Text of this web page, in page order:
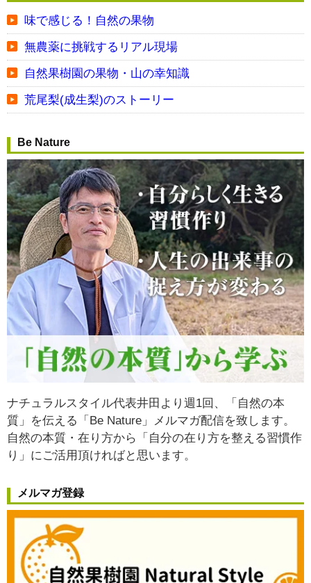
味で感じる！自然の果物
無農薬に挑戦するリアル現場
自然果樹園の果物・山の幸知識
荒尾梨(成生梨)のストーリー
Be Nature
ナチュラルスタイル代表井田より週1回、「自然の本
質」を伝える「Be Nature」メルマガ配信を致します。
自然の本質・在り方から
「自分の在り方を整える習慣作
り」 にご活用頂ければと思います。
メルマガ登録